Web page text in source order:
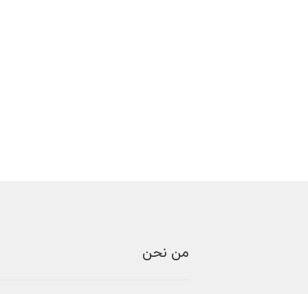
من نحن